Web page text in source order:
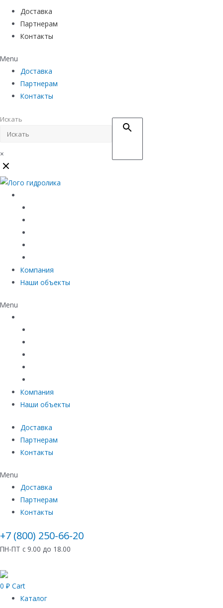
Доставка
Партнерам
Контакты
Menu
Доставка
Партнерам
Контакты
Искать
×
Компания
Наши объекты
Menu
Компания
Наши объекты
Доставка
Партнерам
Контакты
Menu
Доставка
Партнерам
Контакты
+7 (800) 250-66-20
ПН-ПТ с 9.00 до 18.00
0 ₽ Cart
Каталог